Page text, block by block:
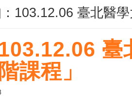
103.12.06 臺北醫
臺
課程」